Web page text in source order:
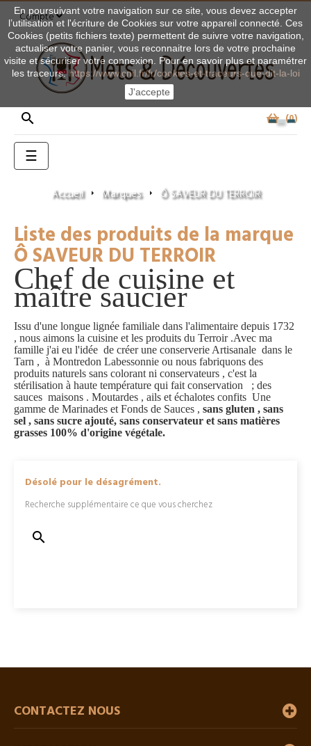
Compte
 0
Basculer
la
navigation
☰
Accueil Marques Ô SAVEUR DU TERROIR
Liste des produits de la marque
Ô SAVEUR DU TERROIR
Chef de cuisine et
maître saucier
Issu d'une longue lignée familiale dans l'alimentaire depuis 1732
, nous aimons la cuisine et les produits du Terroir .Avec ma
famille j'ai eu l'idée de créer une conserverie Artisanale dans le
Tarn , à Montredon Labessonnie ou nous fabriquons des
produits naturels sans colorant ni conservateurs , c'est la
stérilisation à haute température qui fait conservation ; des
sauces maisons . Moutardes , ails et échalotes confits Une
gamme de Marinades et Fonds de Sauces , sans gluten , sans
sel , sans sucre ajouté, sans conservateur et sans matières
grasses 100% d'origine végétale.
Désolé pour le désagrément.
Recherche supplémentaire ce que vous cherchez

CONTACTEZ NOUS
En poursuivant votre navigation sur ce site, vous devez accepter
l’utilisation et l'écriture de Cookies sur votre appareil connecté. Ces
Cookies (petits fichiers texte) permettent de suivre votre navigation,
actualiser votre panier, vous reconnaitre lors de votre prochaine
visite et sécuriser votre connexion. Pour en savoir plus et paramétrer
les traceurs: https://www.cnil.fr/fr/cookies-et-traceurs-que-dit-la-loi
J'accepte